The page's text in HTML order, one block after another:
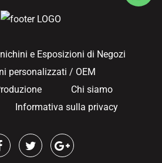
e Esposizioni di Negozi
personalizzati / OEM
Chi siamo
Informativa sulla privacy